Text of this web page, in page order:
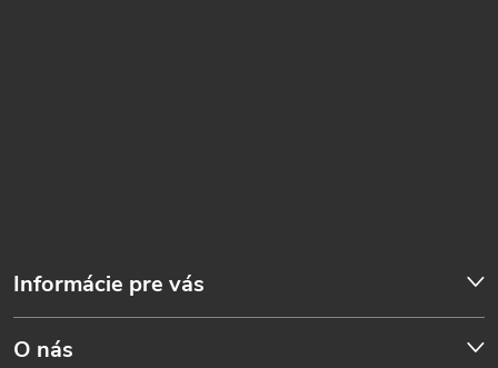
Informácie pre vás
O nás